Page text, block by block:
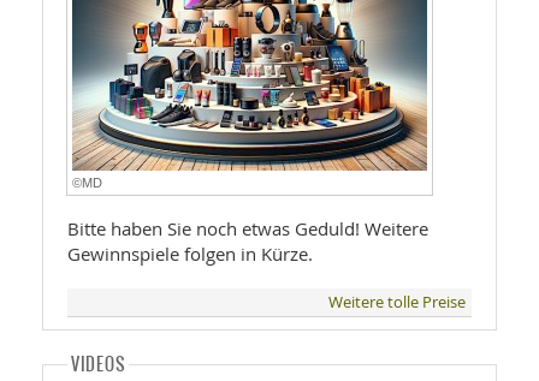
©MD
Bitte haben Sie noch etwas Geduld! Weitere
Gewinnspiele folgen in Kürze.
Weitere tolle Preise
VIDEOS